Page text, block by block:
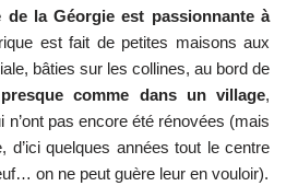
de la Géorgie est passionnante à
est fait de petites maisons aux
bâties sur les collines, au bord de
comme dans un village,
pas encore été rénovées (mais
d’ici quelques années tout le centre
on ne peut guère leur en vouloir).